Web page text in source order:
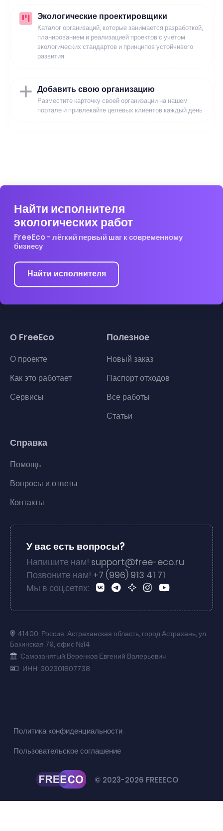
Экологические проектировщики
Каталог организаций, которые занимается разработкой,
планированием и реализацией проектов с учётом
экологических стандартов и принципов устойчивого
развития
Добавить свою организацию
Разместите карточку своей организации на нашем
портале и привлекайте целевых клиентов каждый день
Найти исполнителя
экологических работ
FreeEco - лёгкий первый шаг к современному
бизнесу
Найти исполнителя
О FreeEco
О проекте
Как это работает
Сервисы
Полезное
Новый заказ
Паспорт отходов
Все работы
Статьи
Справка
Помощь
Вопросы и ответы
Контакты
У вас есть вопросы?
Напишите нам! support@free-eco.ru
Позвоните нам! +7 (996) 913 41 71
Мы в соц.сетях:
41400, Россия, Астраханская область, город Астрахань, ул.
Бакинская 79, офис №14
Самозанятый Веренков Евгений Валерьевич
ИНН: 302301807738
© 2023-2026 FREEECO
Политика конфиденциальности
Пользовательское соглашение